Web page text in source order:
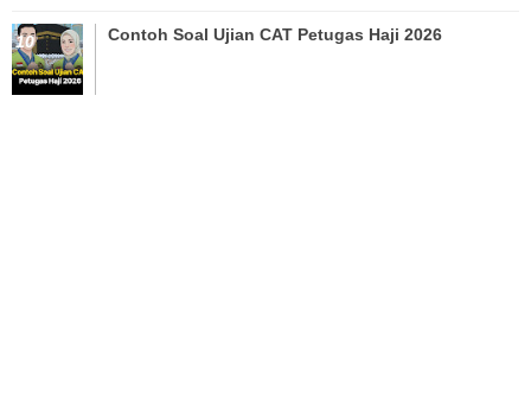
Contoh Soal Ujian CAT Petugas Haji 2026